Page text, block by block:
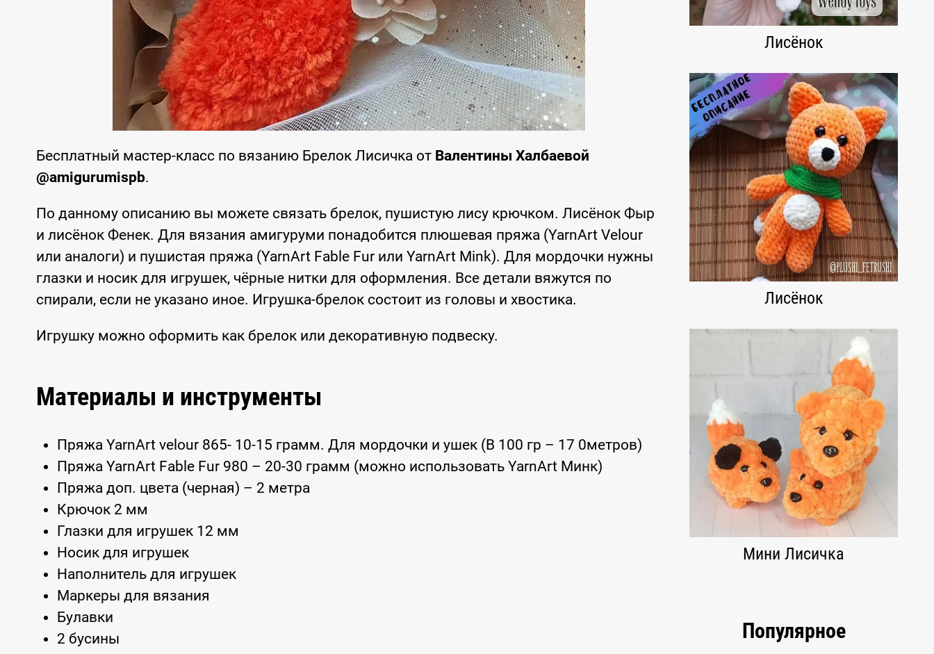
Бесплатный мастер-класс по вязанию Брелок Лисичка от Валентины Халбаевой
@amigurumispb.
По данному описанию вы можете связать брелок, пушистую лису крючком. Лисёнок Фыр
и лисёнок Фенек. Для вязания амигуруми понадобится плюшевая пряжа (YarnArt Velour
или аналоги) и пушистая пряжа (YarnArt Fable Fur или YarnArt Mink). Для мордочки нужны
глазки и носик для игрушек, чёрные нитки для оформления. Все детали вяжутся по
спирали, если не указано иное. Игрушка-брелок состоит из головы и хвостика.
Игрушку можно оформить как брелок или декоративную подвеску.
Материалы и инструменты
Пряжа YarnArt velour 865- 10-15 грамм. Для мордочки и ушек (В 100 гр – 17 0метров)
Пряжа YarnArt Fable Fur 980 – 20-30 грамм (можно использовать YarnArt Минк)
Пряжа доп. цвета (черная) – 2 метра
Крючок 2 мм
Глазки для игрушек 12 мм
Носик для игрушек
Наполнитель для игрушек
Маркеры для вязания
Булавки
2 бусины
Лисёнок
Лисёнок
Мини Лисичка
Популярное